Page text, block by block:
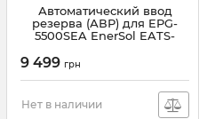
Автоматический ввод
резерва (АВР) для EPG-
5500SEA EnerSol EATS-
9 499 грн
Нет в наличии